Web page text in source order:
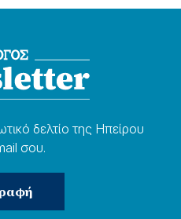
δελτίο της Ηπείρου
σου.